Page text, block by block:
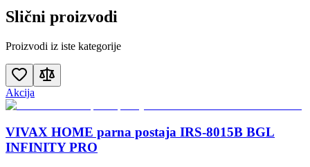
Slični proizvodi
Proizvodi iz iste kategorije
Akcija
VIVAX HOME parna postaja IRS-8015B BGL
INFINITY PRO